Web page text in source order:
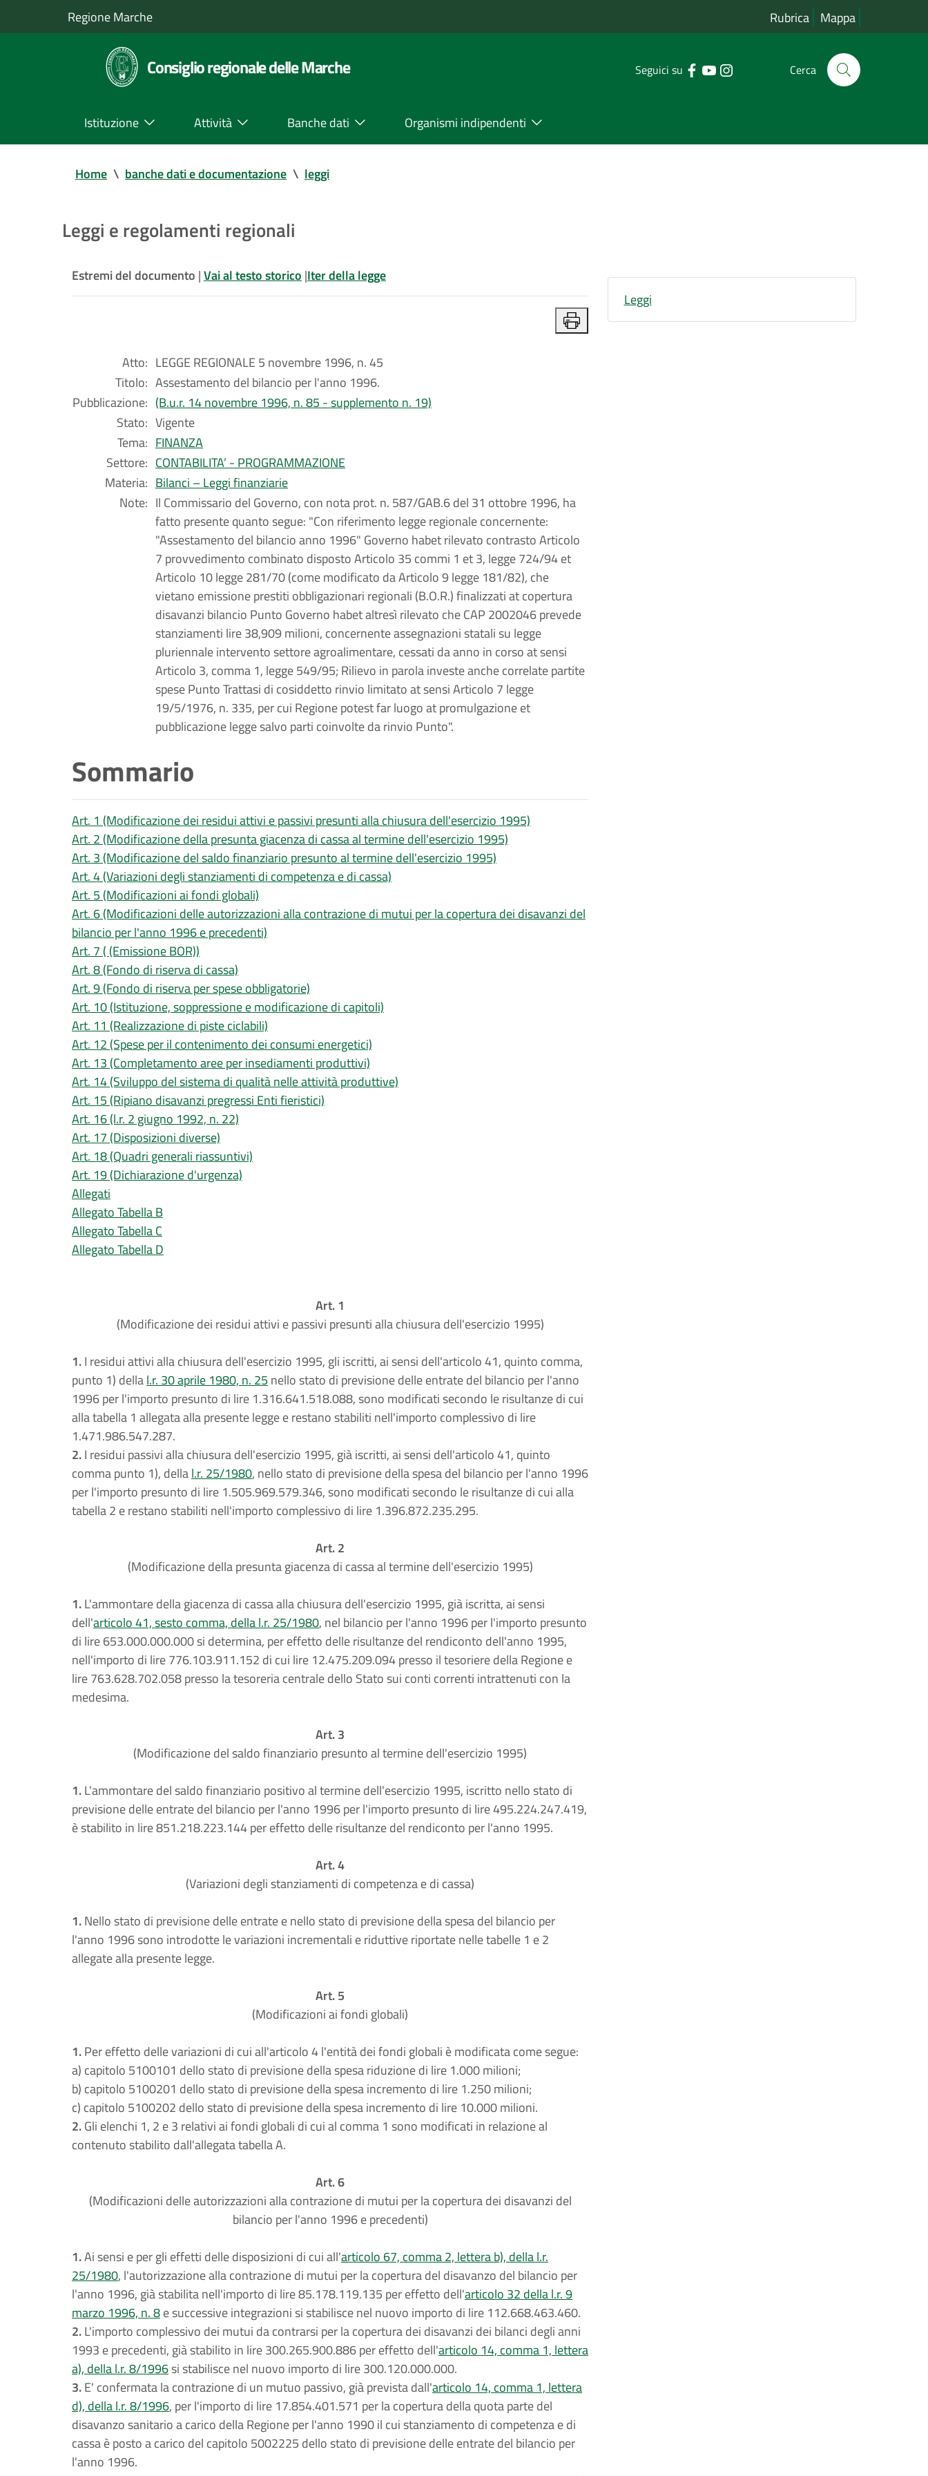
Regione Marche Rubrica Mappa
Consiglio regionale delle Marche Seguici su Cerca
Istituzione Attività Banche dati Organismi indipendenti
Home \ banche dati e documentazione \ leggi
Leggi e regolamenti regionali
Estremi del documento |Vai al testo storico |Iter della legge
Atto: LEGGE REGIONALE 5 novembre 1996, n. 45
Titolo: Assestamento del bilancio per l'anno 1996.
Pubblicazione: (B.u.r. 14 novembre 1996, n. 85 - supplemento n. 19)
Stato: Vigente
Tema: FINANZA
Settore: CONTABILITA’ - PROGRAMMAZIONE
Materia: Bilanci – Leggi finanziarie
Note: Il Commissario del Governo, con nota prot. n. 587/GAB.6 del 31 ottobre 1996, ha
fatto presente quanto segue: "Con riferimento legge regionale concernente:
"Assestamento del bilancio anno 1996" Governo habet rilevato contrasto Articolo
7 provvedimento combinato disposto Articolo 35 commi 1 et 3, legge 724/94 et
Articolo 10 legge 281/70 (come modificato da Articolo 9 legge 181/82), che
vietano emissione prestiti obbligazionari regionali (B.O.R.) finalizzati at copertura
disavanzi bilancio Punto Governo habet altresì rilevato che CAP 2002046 prevede
stanziamenti lire 38,909 milioni, concernente assegnazioni statali su legge
pluriennale intervento settore agroalimentare, cessati da anno in corso at sensi
Articolo 3, comma 1, legge 549/95; Rilievo in parola investe anche correlate partite
spese Punto Trattasi di cosiddetto rinvio limitato at sensi Articolo 7 legge
19/5/1976, n. 335, per cui Regione potest far luogo at promulgazione et
pubblicazione legge salvo parti coinvolte da rinvio Punto".
Sommario
Art. 1 (Modificazione dei residui attivi e passivi presunti alla chiusura dell'esercizio 1995)
Art. 2 (Modificazione della presunta giacenza di cassa al termine dell'esercizio 1995)
Art. 3 (Modificazione del saldo finanziario presunto al termine dell'esercizio 1995)
Art. 4 (Variazioni degli stanziamenti di competenza e di cassa)
Art. 5 (Modificazioni ai fondi globali)
Art. 6 (Modificazioni delle autorizzazioni alla contrazione di mutui per la copertura dei disavanzi del
bilancio per l'anno 1996 e precedenti)
Art. 7 ( (Emissione BOR))
Art. 8 (Fondo di riserva di cassa)
Art. 9 (Fondo di riserva per spese obbligatorie)
Art. 10 (Istituzione, soppressione e modificazione di capitoli)
Art. 11 (Realizzazione di piste ciclabili)
Art. 12 (Spese per il contenimento dei consumi energetici)
Art. 13 (Completamento aree per insediamenti produttivi)
Art. 14 (Sviluppo del sistema di qualità nelle attività produttive)
Art. 15 (Ripiano disavanzi pregressi Enti fieristici)
Art. 16 (l.r. 2 giugno 1992, n. 22)
Art. 17 (Disposizioni diverse)
Art. 18 (Quadri generali riassuntivi)
Art. 19 (Dichiarazione d'urgenza)
Allegati
Allegato Tabella B
Allegato Tabella C
Allegato Tabella D
Art. 1
(Modificazione dei residui attivi e passivi presunti alla chiusura dell'esercizio 1995)
1.I residui attivi alla chiusura dell'esercizio 1995, gli iscritti, ai sensi dell'articolo 41, quinto comma,
punto 1) dellal.r. 30 aprile 1980, n. 25 nello stato di previsione delle entrate del bilancio per l'anno
1996 per l'importo presunto di lire 1.316.641.518.088, sono modificati secondo le risultanze di cui
alla tabella 1 allegata alla presente legge e restano stabiliti nell'importo complessivo di lire
1.471.986.547.287.
2.I residui passivi alla chiusura dell'esercizio 1995, già iscritti, ai sensi dell'articolo 41, quinto
comma punto 1), dellal.r. 25/1980, nello stato di previsione della spesa del bilancio per l'anno 1996
per l'importo presunto di lire 1.505.969.579.346, sono modificati secondo le risultanze di cui alla
tabella 2 e restano stabiliti nell'importo complessivo di lire 1.396.872.235.295.
Art. 2
(Modificazione della presunta giacenza di cassa al termine dell'esercizio 1995)
1.L'ammontare della giacenza di cassa alla chiusura dell'esercizio 1995, già iscritta, ai sensi
dell'articolo 41, sesto comma, della l.r. 25/1980, nel bilancio per l'anno 1996 per l'importo presunto
di lire 653.000.000.000 si determina, per effetto delle risultanze del rendiconto dell'anno 1995,
nell'importo di lire 776.103.911.152 di cui lire 12.475.209.094 presso il tesoriere della Regione e
lire 763.628.702.058 presso la tesoreria centrale dello Stato sui conti correnti intrattenuti con la
medesima.
Art. 3
(Modificazione del saldo finanziario presunto al termine dell'esercizio 1995)
1.L'ammontare del saldo finanziario positivo al termine dell'esercizio 1995, iscritto nello stato di
previsione delle entrate del bilancio per l'anno 1996 per l'importo presunto di lire 495.224.247.419,
è stabilito in lire 851.218.223.144 per effetto delle risultanze del rendiconto per l'anno 1995.
Art. 4
(Variazioni degli stanziamenti di competenza e di cassa)
1.Nello stato di previsione delle entrate e nello stato di previsione della spesa del bilancio per
l'anno 1996 sono introdotte le variazioni incrementali e riduttive riportate nelle tabelle 1 e 2
allegate alla presente legge.
Art. 5
(Modificazioni ai fondi globali)
1.Per effetto delle variazioni di cui all'articolo 4 l'entità dei fondi globali è modificata come segue:
a) capitolo 5100101 dello stato di previsione della spesa riduzione di lire 1.000 milioni;
b) capitolo 5100201 dello stato di previsione della spesa incremento di lire 1.250 milioni;
c) capitolo 5100202 dello stato di previsione della spesa incremento di lire 10.000 milioni.
2.Gli elenchi 1, 2 e 3 relativi ai fondi globali di cui al comma 1 sono modificati in relazione al
contenuto stabilito dall'allegata tabella A.
Art. 6
(Modificazioni delle autorizzazioni alla contrazione di mutui per la copertura dei disavanzi del
bilancio per l'anno 1996 e precedenti)
1.Ai sensi e per gli effetti delle disposizioni di cui all'articolo 67, comma 2, lettera b), della l.r.
25/1980, l'autorizzazione alla contrazione di mutui per la copertura del disavanzo del bilancio per
l'anno 1996, già stabilita nell'importo di lire 85.178.119.135 per effetto dell'articolo 32 della l.r. 9
marzo 1996, n. 8e successive integrazioni si stabilisce nel nuovo importo di lire 112.668.463.460.
2.L'importo complessivo dei mutui da contrarsi per la copertura dei disavanzi dei bilanci degli anni
1993 e precedenti, già stabilito in lire 300.265.900.886 per effetto dell'articolo 14, comma 1, lettera
a), della l.r. 8/1996si stabilisce nel nuovo importo di lire 300.120.000.000.
3.E' confermata la contrazione di un mutuo passivo, già prevista dall'articolo 14, comma 1, lettera
d), della l.r. 8/1996, per l'importo di lire 17.854.401.571 per la copertura della quota parte del
disavanzo sanitario a carico della Regione per l'anno 1990 il cui stanziamento di competenza e di
cassa è posto a carico del capitolo 5002225 dello stato di previsione delle entrate del bilancio per
l'anno 1996.
Leggi